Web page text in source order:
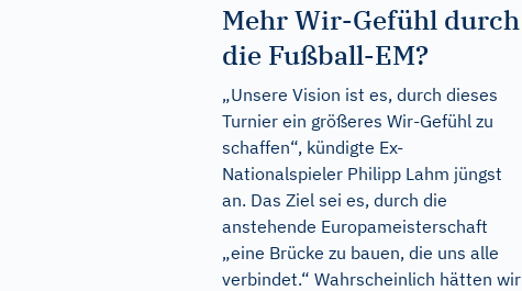
Mehr Wir-Gefühl durch
die Fußball-EM?
„Unsere Vision ist es, durch dieses
Turnier ein größeres Wir-Gefühl zu
schaffen“, kündigte Ex-
Nationalspieler Philipp Lahm jüngst
an. Das Ziel sei es, durch die
anstehende Europameisterschaft
„eine Brücke zu bauen, die uns alle
verbindet.“ Wahrscheinlich hätten wir